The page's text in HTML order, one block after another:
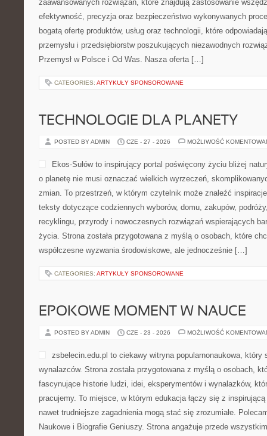
zaawansowanych rozwiązań, które znajdują zastosowanie
efektywność, precyzja oraz bezpieczeństwo wykonywanych
bogatą ofertę produktów, usług oraz technologii, które
przemysłu i przedsiębiorstw poszukujących niezawodnych
Przemysł w Polsce i Od Was. Nasza oferta […]
CATEGORIES: ARTYKUŁY SPONSOROWANE
TECHNOLOGIE DLA PLANETY
POSTED BY ADMIN CZE - 27 - 2026 MOŻLIWOŚĆ
Ekos-Sułów to inspirujący portal poświęcony życiu bliżej
o planetę nie musi oznaczać wielkich wyrzeczeń,
zmian. To przestrzeń, w którym czytelnik może znaleźć
teksty dotyczące codziennych wyborów, domu, zakupów,
recyklingu, przyrody i nowoczesnych rozwiązań wspierających
życia. Strona została przygotowana z myślą o osobach, które
współczesne wyzwania środowiskowe, ale jednocześnie […]
CATEGORIES: ARTYKUŁY SPONSOROWANE
EPOKOWE MOMENT W NAUCE
POSTED BY ADMIN CZE - 23 - 2026 MOŻLIWOŚĆ
zsbelecin.edu.pl to ciekawy witryna popularnonaukowa, który
wynalazców. Strona została przygotowana z myślą o osobach,
fascynujące historie ludzi, idei, eksperymentów i wynalazków,
pracujemy. To miejsce, w którym edukacja łączy się z
nawet trudniejsze zagadnienia mogą stać się zrozumiałe.
Naukowe i Biografie Geniuszy. Strona angażuje przede